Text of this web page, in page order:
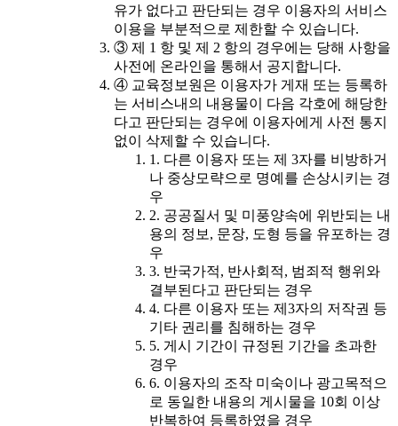
유가 없다고 판단되는 경우 이용자의 서비스
이용을 부분적으로 제한할 수 있습니다.
③ 제 1 항 및 제 2 항의 경우에는 당해 사항을
사전에 온라인을 통해서 공지합니다.
④ 교육정보원은 이용자가 게재 또는 등록하
는 서비스내의 내용물이 다음 각호에 해당한
다고 판단되는 경우에 이용자에게 사전 통지
없이 삭제할 수 있습니다.
1. 다른 이용자 또는 제 3자를 비방하거
나 중상모략으로 명예를 손상시키는 경
우
2. 공공질서 및 미풍양속에 위반되는 내
용의 정보, 문장, 도형 등을 유포하는 경
우
3. 반국가적, 반사회적, 범죄적 행위와
결부된다고 판단되는 경우
4. 다른 이용자 또는 제3자의 저작권 등
기타 권리를 침해하는 경우
5. 게시 기간이 규정된 기간을 초과한
경우
6. 이용자의 조작 미숙이나 광고목적으
로 동일한 내용의 게시물을 10회 이상
반복하여 등록하였을 경우